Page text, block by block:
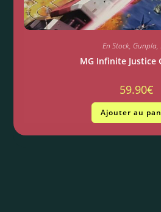
En Stock, Gunpla,
MG Infinite Justice
59.90€
Ajouter au